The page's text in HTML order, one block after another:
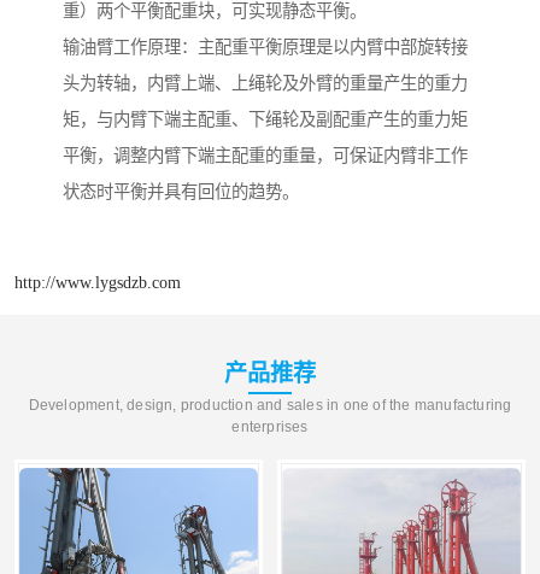
重）两个平衡配重块，可实现静态平衡。
输油臂工作原理：主配重平衡原理是以内臂中部旋转接
头为转轴，内臂上端、上绳轮及外臂的重量产生的重力
矩，与内臂下端主配重、下绳轮及副配重产生的重力矩
平衡，调整内臂下端主配重的重量，可保证内臂非工作
状态时平衡并具有回位的趋势。
http://www.lygsdzb.com
产品推荐
Development, design, production and sales in one of the manufacturing
enterprises